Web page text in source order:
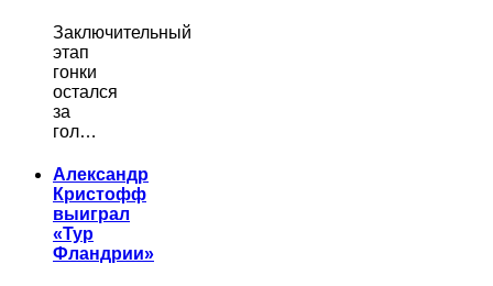
Заключительный
этап
гонки
остался
за
гол…
Александр
Кристофф
выиграл
«Тур
Фландрии»